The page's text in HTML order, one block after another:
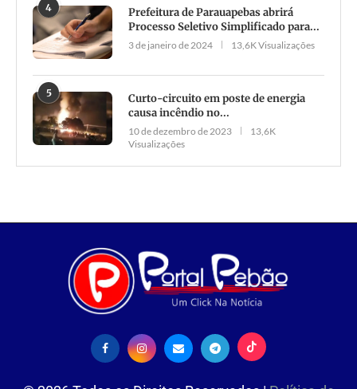
4
Prefeitura de Parauapebas abrirá
Processo Seletivo Simplificado para...
3 de janeiro de 2024 13,6K Visualizações
5
Curto-circuito em poste de energia
causa incêndio no...
10 de dezembro de 2023
13,6K
Visualizações